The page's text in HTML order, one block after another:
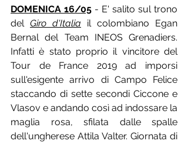
DOMENICA 16/05 - E' salito sul trono
del Giro d'Italia il colombiano Egan
Bernal del Team INEOS Grenadiers.
Infatti è stato proprio il vincitore del
Tour de France 2019 ad imporsi
sull'esigente arrivo di Campo Felice
staccando di sette secondi Ciccone e
Vlasov e andando così ad indossare la
maglia rosa, sfilata dalle spalle
dell'ungherese Attila Valter. Giornata di